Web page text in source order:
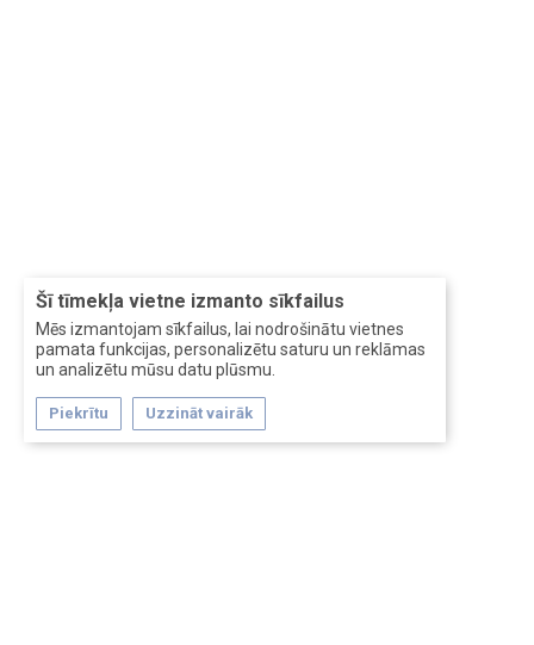
Šī tīmekļa vietne izmanto sīkfailus
Mēs izmantojam sīkfailus, lai nodrošinātu vietnes
pamata funkcijas, personalizētu saturu un reklāmas
un analizētu mūsu datu plūsmu.
Piekrītu Uzzināt vairāk